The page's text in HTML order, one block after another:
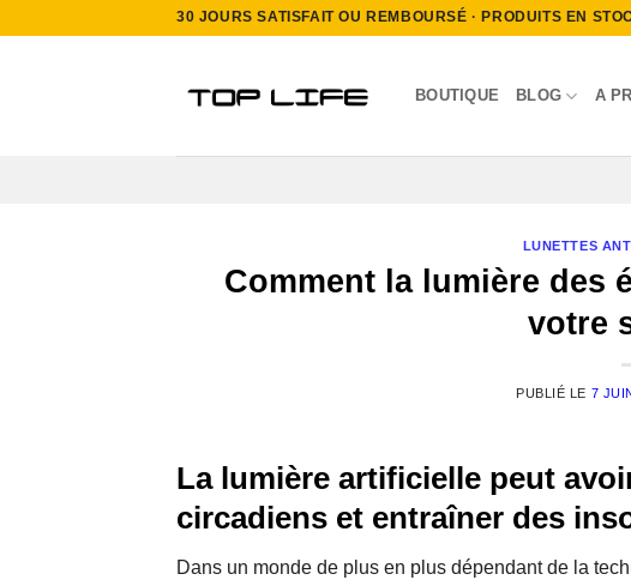
30 JOURS SATISFAIT OU REMBOURSÉ · PRODUITS EN
BOUTIQUE BLOG A
LUNETTES
Comment la lumière des
votre
PUBLIÉ LE 7
La lumière artificielle peut
circadiens et entraîner des
Dans un monde de plus en plus dépendant de la